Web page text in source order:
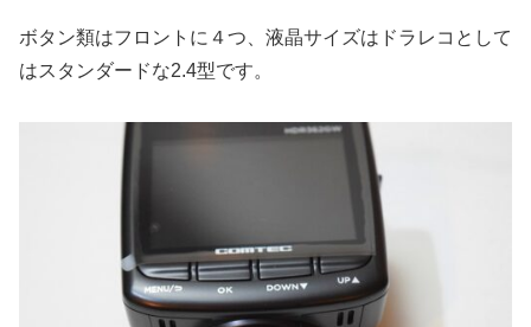
ボタン類はフロントに４つ、液晶サイズはドラレコとして
はスタンダードな2.4型です。